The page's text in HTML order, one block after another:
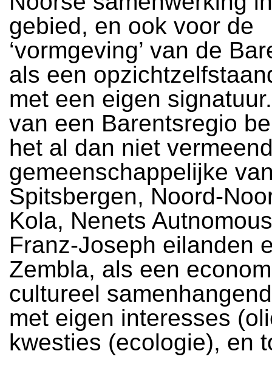
gebied, en ook voor de
‘vormgeving’ van de
als een
met een eigen signatuur.
van een Barentsregio
het al dan niet
gemeenschappelijke
Spitsbergen, Noord-
Kola, Nenets
Franz-Joseph eilanden
Zembla, als een
cultureel
met eigen interesses
kwesties (ecologie), en